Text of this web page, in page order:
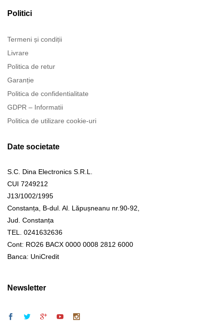
Politici
Termeni și condiții
Livrare
Politica de retur
Garanție
Politica de confidentialitate
GDPR – Informatii
Politica de utilizare cookie-uri
Date societate
S.C. Dina Electronics S.R.L.
CUI 7249212
J13/1002/1995
Constanța, B-dul. Al. Lăpușneanu nr.90-92,
Jud. Constanța
TEL. 0241632636
Cont: RO26 BACX 0000 0008 2812 6000
Banca: UniCredit
Newsletter